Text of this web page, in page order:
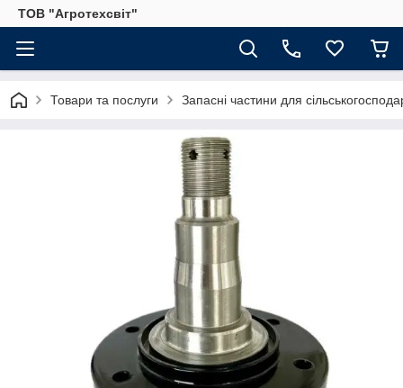
ТОВ "Агротехсвіт"
Товари та послуги Запасні частини для